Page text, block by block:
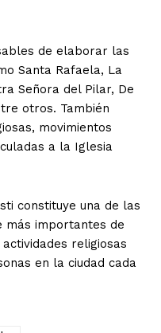
de elaborar las
Santa Rafaela, La
Señora del Pilar, De
otros. También
movimientos
a la Iglesia
constituye una de las
más importantes de
religiosas
en la ciudad cada